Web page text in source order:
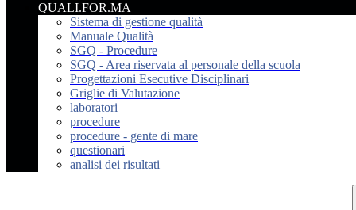
QUALI.FOR.MA
Sistema di gestione qualità
Manuale Qualità
SGQ - Procedure
SGQ - Area riservata al personale della scuola
Progettazioni Esecutive Disciplinari
Griglie di Valutazione
laboratori
procedure
procedure - gente di mare
questionari
analisi dei risultati